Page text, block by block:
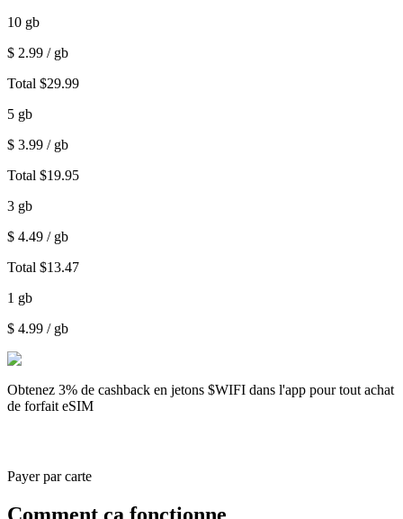
10 gb
$ 2.99 / gb
Total $29.99
5 gb
$ 3.99 / gb
Total $19.95
3 gb
$ 4.49 / gb
Total $13.47
1 gb
$ 4.99 / gb
Obtenez 3% de cashback en jetons $WIFI dans l'app pour tout achat
de forfait eSIM
Payer par carte
Comment ça fonctionne